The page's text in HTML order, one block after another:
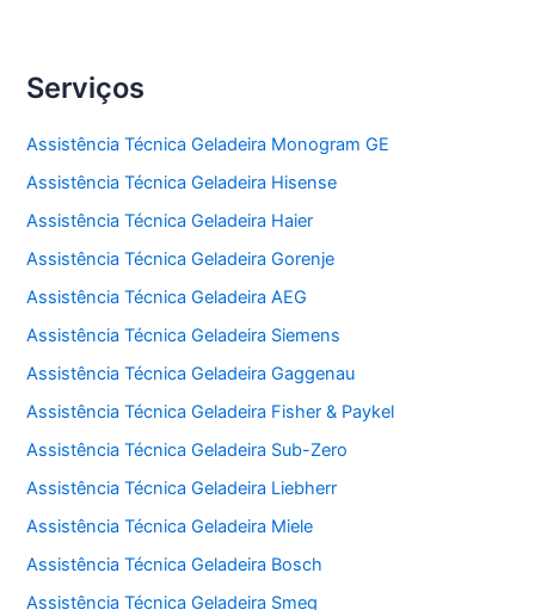
Serviços
Assistência Técnica Geladeira Monogram GE
Assistência Técnica Geladeira Hisense
Assistência Técnica Geladeira Haier
Assistência Técnica Geladeira Gorenje
Assistência Técnica Geladeira AEG
Assistência Técnica Geladeira Siemens
Assistência Técnica Geladeira Gaggenau
Assistência Técnica Geladeira Fisher & Paykel
Assistência Técnica Geladeira Sub-Zero
Assistência Técnica Geladeira Liebherr
Assistência Técnica Geladeira Miele
Assistência Técnica Geladeira Bosch
Assistência Técnica Geladeira Smeg